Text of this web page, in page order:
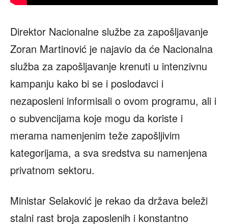
Direktor Nacionalne službe za zapošljavanje
Zoran Martinović je najavio da će Nacionalna
služba za zapošljavanje krenuti u intenzivnu
kampanju kako bi se i poslodavci i
nezaposleni informisali o ovom programu, ali i
o subvencijama koje mogu da koriste i
merama namenjenim teže zapošljivim
kategorijama, a sva sredstva su namenjena
privatnom sektoru.
Ministar Selaković je rekao da država beleži
stalni rast broja zaposlenih i konstantno